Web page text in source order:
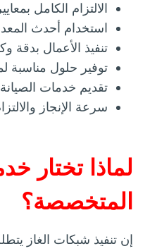
الالتزام الكامل
استخدام أحدث
تنفيذ الأعمال بدقة
توفير حلول مناسبة
تقديم خدمات
سرعة الإنجاز
لماذا تختار
المتخصصة؟
إن تنفيذ شبكات الغاز